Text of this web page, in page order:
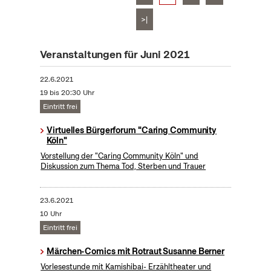
>|
Veranstaltungen für Juni 2021
22.6.2021
19 bis 20:30 Uhr
Eintritt frei
Virtuelles Bürgerforum "Caring Community
Köln"
Vorstellung der "Caring Community Köln" und
Diskussion zum Thema Tod, Sterben und Trauer
23.6.2021
10 Uhr
Eintritt frei
Märchen-Comics mit Rotraut Susanne Berner
Vorlesestunde mit Kamishibai- Erzähltheater und